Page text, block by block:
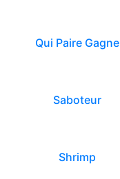
Qui Paire Gagne
Saboteur
Shrimp